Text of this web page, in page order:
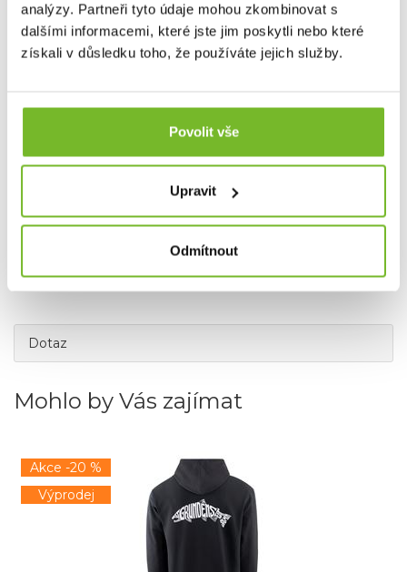
analýzy. Partneři tyto údaje mohou zkombinovat s
dalšími informacemi, které jste jim poskytli nebo které
získali v důsledku toho, že používáte jejich služby.
Povolit vše
Upravit
Odmítnout
Společnost MORIS design s.r.o., provozovateleshopu
SAVETHEDAY.CZ je hrdý exkluzivní distributor značky
Grundéns pro Českou republiku a Slovensko.
Dotaz
Mohlo by Vás zajímat
Akce -20 %
Výprodej